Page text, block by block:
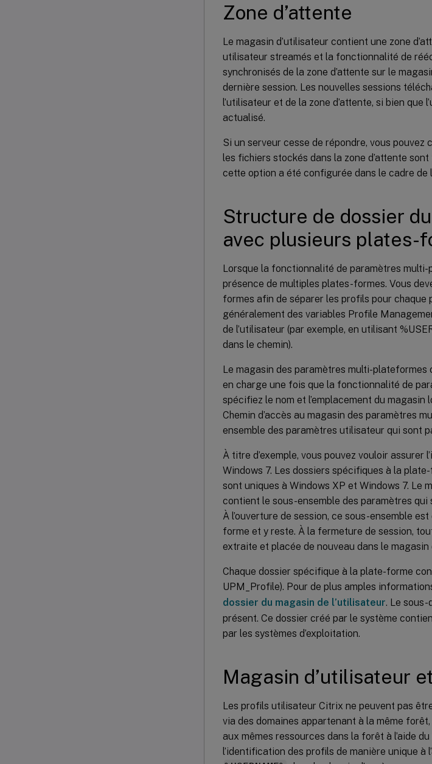
Zone d’attente
Le magasin d’utilisateur contient une zone
utilisateur streamés et la fonctionnalité de
synchronisés de la zone d’attente sur le
dernière session. Les nouvelles sessions
l’utilisateur et de la zone d’attente, si bien que
actualisé.
Si un serveur cesse de répondre, vous
les fichiers stockés dans la zone d’attente
cette option a été configurée dans le cadre
Structure de dossier
avec plusieurs plates-
Lorsque la fonctionnalité de paramètres
présence de multiples plates-formes. Vous
formes afin de séparer les profils pour
généralement des variables Profile
de l’utilisateur (par exemple, en utilisant
dans le chemin).
Le magasin des paramètres multi-
en charge une fois que la fonctionnalité de
spécifiez le nom et l’emplacement du
Chemin d’accès au magasin des paramètres
ensemble des paramètres utilisateur qui sont
À titre d’exemple, vous pouvez vouloir
Windows 7. Les dossiers spécifiques à la
sont uniques à Windows XP et Windows 7. Le
contient le sous-ensemble des paramètres
À l’ouverture de session, ce sous-ensemble
forme et y reste. À la fermeture de session,
extraite et placée de nouveau dans le
Chaque dossier spécifique à la plate-forme
UPM_Profile). Pour de plus amples
dossier du magasin de l’utilisateur. Le
présent. Ce dossier créé par le système
par les systèmes d’exploitation.
Magasin d’utilisateur
Les profils utilisateur Citrix ne peuvent pas
via des domaines appartenant à la même
aux mêmes ressources dans la forêt à l’aide
l’identification des profils de manière unique à